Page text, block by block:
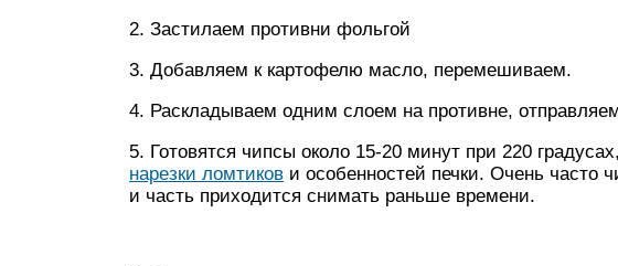
2. Застилаем противни фольгой
3. Добавляем к картофелю масло, перемешиваем.
4. Раскладываем одним слоем на противне,
5. Готовятся чипсы около 15-20 минут при 220
нарезки ломтиков и особенностей печки. Очень часто
и часть приходится снимать раньше времени.